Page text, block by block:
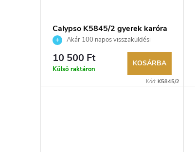
Calypso K5845/2 gyerek karóra
Akár 100 napos visszaküldési
lehetőség. Hivatalos márkakereskedő.
10 500 Ft
Külső raktáron
KOSÁRBA
Kód:K5845/2